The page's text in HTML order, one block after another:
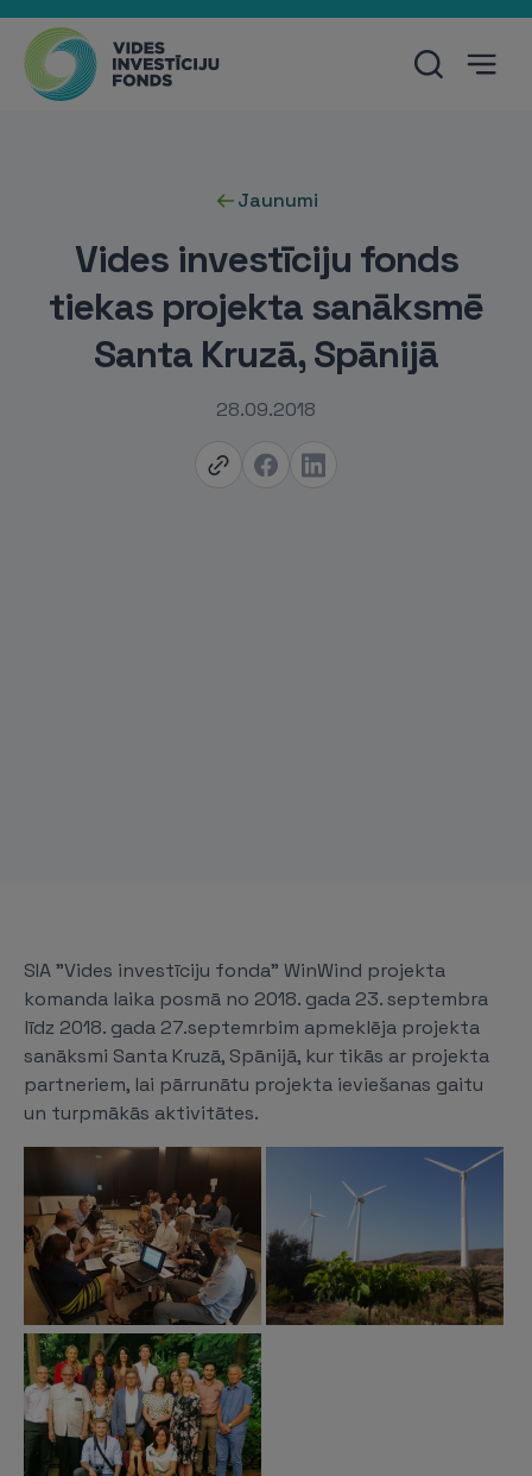
Jaunumi
Vides investīciju fonds
tiekas projekta sanāksmē
Santa Kruzā, Spānijā
28.09.2018
SIA "Vides investīciju fonda” WinWind projekta
komanda laika posmā no 2018. gada 23. septembra
līdz 2018. gada 27.septemrbim apmeklēja projekta
sanāksmi Santa Kruzā, Spānijā, kur tikās ar projekta
partneriem, lai pārrunātu projekta ieviešanas gaitu
un turpmākās aktivitātes.